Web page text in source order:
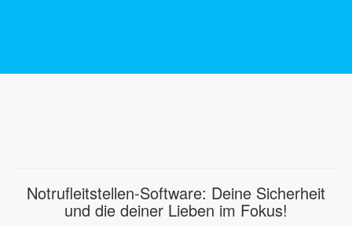
Notrufleitstellen-Software: Deine Sicherheit
und die deiner Lieben im Fokus!